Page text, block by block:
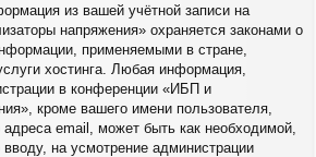
из вашей учётной записи на
напряжения» охраняется законами о
применяемыми в стране,
хостинга. Любая информация,
в конференции «ИБП и
кроме вашего имени пользователя,
email, может быть как необходимой,
вводу, на усмотрение администрации